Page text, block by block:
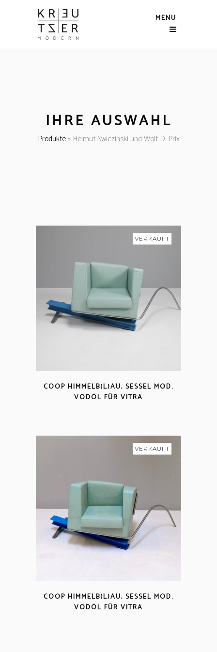
MENU
IHRE AUSWAHL
Produkte» Helmut Swiczinski und Wolf D. Prix
VERKAUFT
COOP HIMMELB(L)AU, SESSEL MOD.
VODÖL FÜR VITRA
VERKAUFT
COOP HIMMELB(L)AU, SESSEL MOD.
VODÖL FÜR VITRA